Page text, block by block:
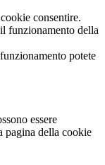
consentire.
funzionamento della
potete
essere
pagina della cookie